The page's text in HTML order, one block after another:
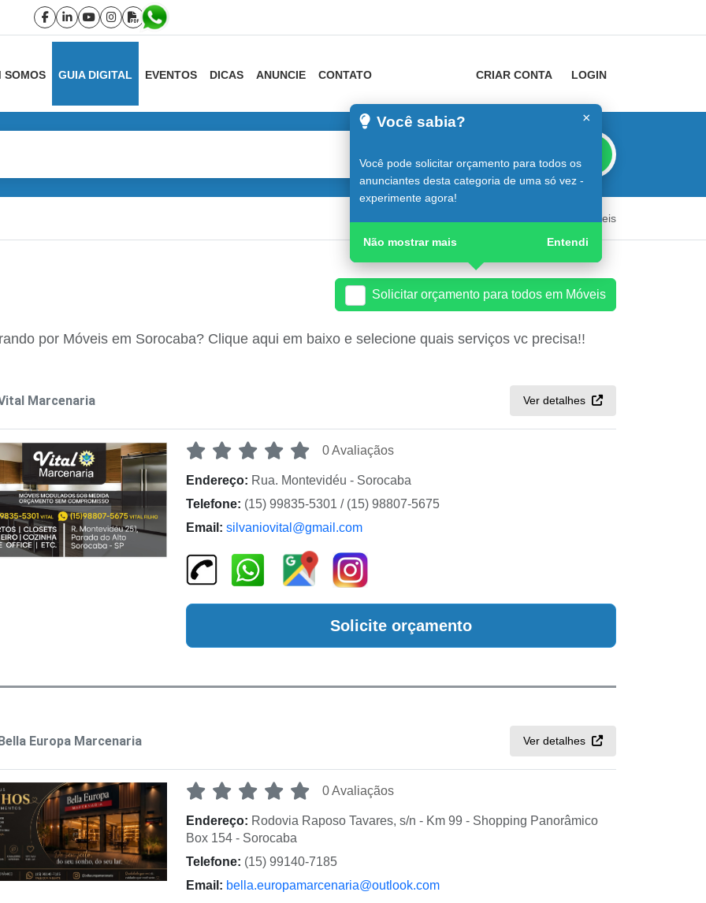
SOMOS GUIA DIGITAL EVENTOS DICAS ANUNCIE CONTATO CRIAR CONTA LOGIN
Móveis
Solicitar orçamento para todos em Móveis
×
Você sabia?
Você pode solicitar orçamento para todos os
anunciantes desta categoria de uma só vez -
experimente agora!
Não mostrar mais Entendi
por Móveis em Sorocaba? Clique aqui em baixo e selecione quais serviços vc precisa!!
Marcenaria Ver detalhes
0 Avaliaçãos
Endereço: Rua. Montevidéu - Sorocaba
Telefone: (15) 99835-5301 / (15) 98807-5675
Email: silvaniovital@gmail.com
Solicite orçamento
Europa Marcenaria Ver detalhes
0 Avaliaçãos
Endereço: Rodovia Raposo Tavares, s/n - Km 99 - Shopping Panorâmico
Box 154 - Sorocaba
Telefone: (15) 99140-7185
Email: bella.europamarcenaria@outlook.com